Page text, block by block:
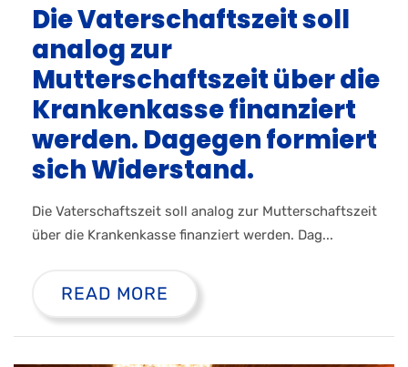
Die Vaterschaftszeit soll
analog zur
Mutterschaftszeit über die
Krankenkasse finanziert
werden. Dagegen formiert
sich Widerstand.
Die Vaterschaftszeit soll analog zur Mutterschaftszeit
über die Krankenkasse finanziert werden. Dag...
READ MORE